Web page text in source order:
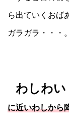
ら出ていくおば
ガラガラ・・・。
わしわい
に近いわしから